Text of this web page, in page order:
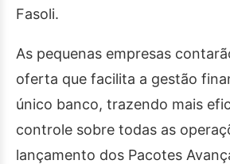
Fasoli.
As pequenas empresas
oferta que facilita a gestão
único banco, trazendo mais
controle sobre todas as
lançamento dos Pacotes